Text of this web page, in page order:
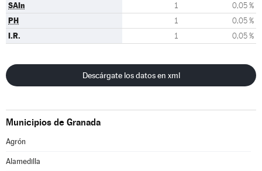
SAIn 1 0,05 %
PH 1 0,05 %
I.R. 1 0,05 %
Descárgate los datos en xml
Municipios de Granada
Agrón
Alamedilla